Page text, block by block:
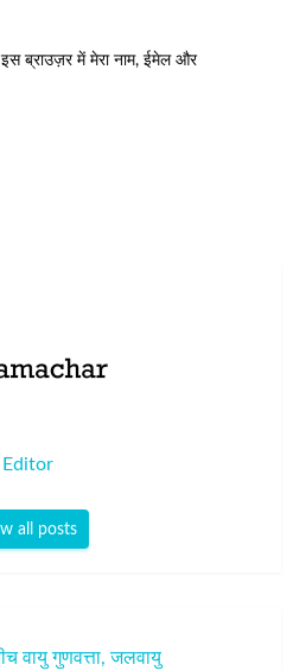
ब्राउज़र में मेरा नाम, ईमेल और
Editor
all posts
वायु गुणवत्ता, जलवायु